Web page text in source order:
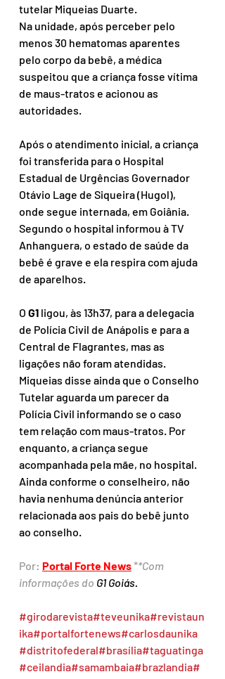
tutelar Miqueias Duarte.
Na unidade, após perceber pelo
menos 30 hematomas aparentes
pelo corpo da bebê, a médica
suspeitou que a criança fosse vítima
de maus-tratos e acionou as
autoridades.
Após o atendimento inicial, a criança
foi transferida para o Hospital
Estadual de Urgências Governador
Otávio Lage de Siqueira (Hugol),
onde segue internada, em Goiânia.
Segundo o hospital informou à TV
Anhanguera, o estado de saúde da
bebê é grave e ela respira com ajuda
de aparelhos.
O G1 ligou, às 13h37, para a delegacia
de Polícia Civil de Anápolis e para a
Central de Flagrantes, mas as
ligações não foram atendidas.
Miqueias disse ainda que o Conselho
Tutelar aguarda um parecer da
Polícia Civil informando se o caso
tem relação com maus-tratos. Por
enquanto, a criança segue
acompanhada pela mãe, no hospital.
Ainda conforme o conselheiro, não
havia nenhuma denúncia anterior
relacionada aos pais do bebê junto
ao conselho.
Por: Portal Forte News **Com
informações do G1 Goiás.
#girodarevista#teveunika#revistaun
ika#portalfortenews#carlosdaunika
#distritofederal#brasília#taguatinga
#ceilandia#samambaia#brazlandia#